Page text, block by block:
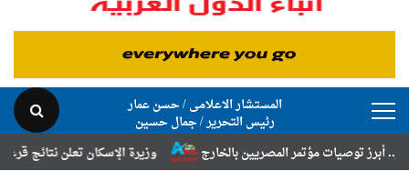
المستشار الاعلامى / حسن عمار
رئيس التحرير / جمال حسين
وزيرة الإسكان تعلن نتائج قرعة تخصيص
مؤتمر المصريين بالخارج